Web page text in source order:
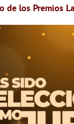
de los Premios